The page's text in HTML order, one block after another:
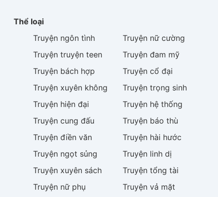
Thể loại
Truyện ngôn tình Truyện nữ cường
Truyện truyện teen Truyện đam mỹ
Truyện bách hợp Truyện cổ đại
Truyện xuyên không Truyện trọng sinh
Truyện hiện đại Truyện hệ thống
Truyện cung đấu Truyện báo thù
Truyện điền văn Truyện hài hước
Truyện ngọt sủng Truyện linh dị
Truyện xuyên sách Truyện tổng tài
Truyện nữ phụ Truyện vả mặt